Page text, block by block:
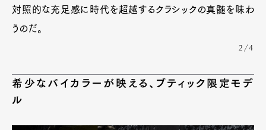
対照的な充足感に時代を超越するクラシックの真髄を味わ
うのだ。
2/4
希少なバイカラーが映える、ブティック限定モデ
ル